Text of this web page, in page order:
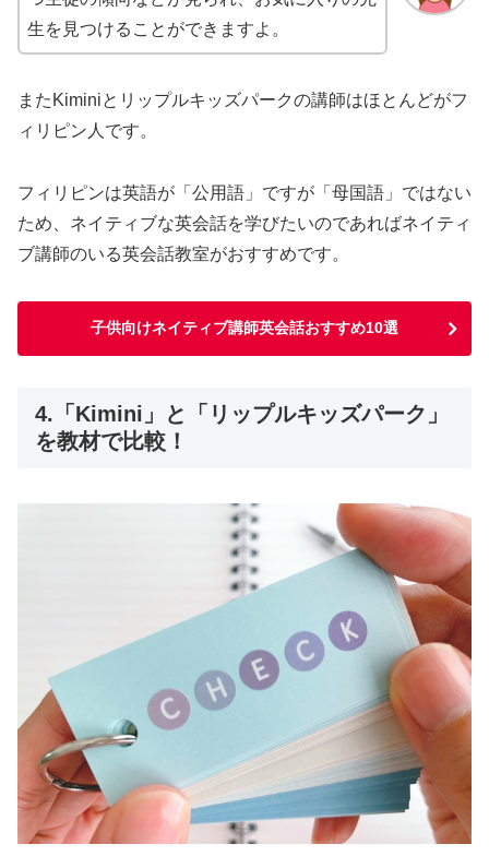
生を見つけることができますよ。
またKiminiとリップルキッズパークの講師はほとんどがフ
ィリピン人です。
フィリピンは英語が「公用語」ですが「母国語」ではない
ため、ネイティブな英会話を学びたいのであればネイティ
ブ講師のいる英会話教室がおすすめです。
子供向けネイティブ講師英会話おすすめ10選
4.「Kimini」と「リップルキッズパーク」
を教材で比較！